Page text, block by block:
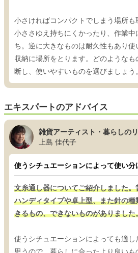
小さければコンパクトでしまう場所
小ささゆえ持ちにくかったり、作業
ち。逆に大きなものは耐久性もあり
収納に場所をとります。どのようなも
断し、使いやすいものを選びましょう。
エキスパートのアドバイス
雑貨アーティスト・暮らしの
上島 佳代子
使うシチュエーションによって使い分
文糸通し器についてご紹介しました
ハンディタイプや卓上型、また針の
きるもの、できないものがありました
使うシチュエーションによっても適し